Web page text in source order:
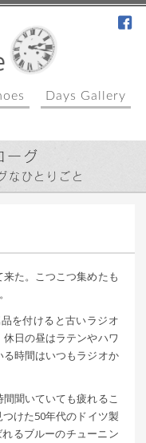
Days Gallery
ーグ
なひとりごと
た。こつこつ集めたも
を付けると古いラジオ
日の昼はラテンやハワ
時間はいつもラジオか
聞いていても疲れるこ
けた50年代のドイツ製
れるブルーのチューニン